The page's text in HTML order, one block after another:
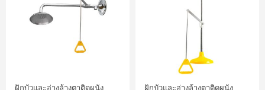
ฝักบัวและอ่างล้างตาติดผนัง
ฝักบัวและอ่างล้างตาติดผนัง